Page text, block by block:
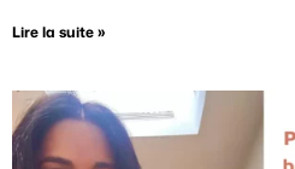
Lire la suite »